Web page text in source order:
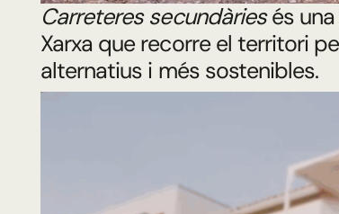
Carreteres secundàriesés una
Xarxa que recorre el territori
alternatius i més sostenibles.